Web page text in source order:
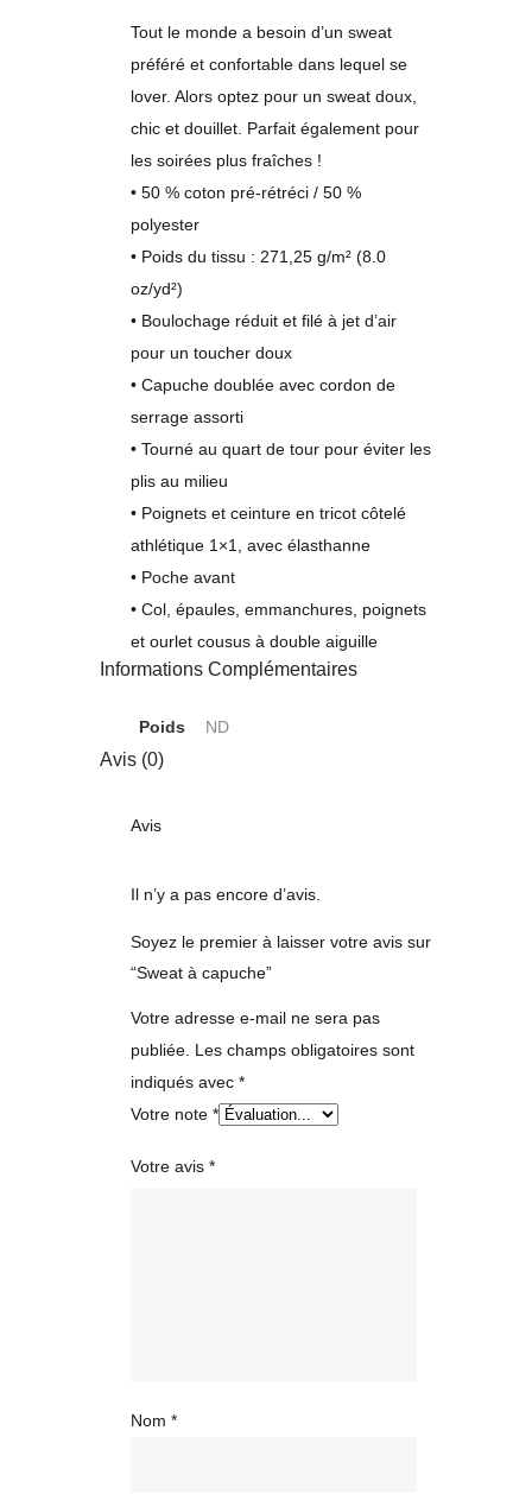
Tout le monde a besoin d’un sweat
préféré et confortable dans lequel se
lover. Alors optez pour un sweat doux,
chic et douillet. Parfait également pour
les soirées plus fraîches !
• 50 % coton pré-rétréci / 50 %
polyester
• Poids du tissu : 271,25 g/m² (8.0
oz/yd²)
• Boulochage réduit et filé à jet d’air
pour un toucher doux
• Capuche doublée avec cordon de
serrage assorti
• Tourné au quart de tour pour éviter les
plis au milieu
• Poignets et ceinture en tricot côtelé
athlétique 1×1, avec élasthanne
• Poche avant
• Col, épaules, emmanchures, poignets
et ourlet cousus à double aiguille
Informations Complémentaires
Poids ND
Avis (0)
Avis
Il n’y a pas encore d’avis.
Soyez le premier à laisser votre avis sur
“Sweat à capuche”
Votre adresse e-mail ne sera pas
publiée. Les champs obligatoires sont
indiqués avec *
Votre note *
Votre avis *
Nom *